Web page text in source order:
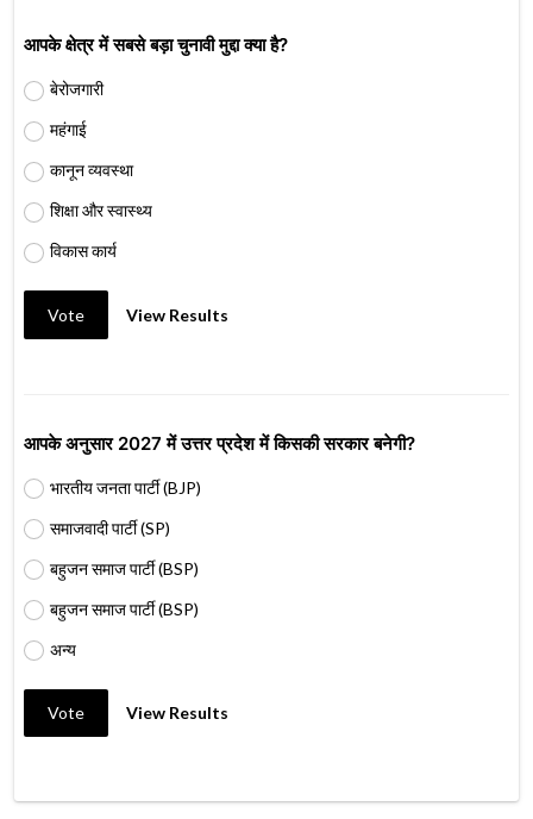
आपके क्षेत्र में सबसे बड़ा चुनावी मुद्दा क्या है?
बेरोजगारी
महंगाई
कानून व्यवस्था
शिक्षा और स्वास्थ्य
विकास कार्य
Vote View Results
आपके अनुसार 2027 में उत्तर प्रदेश में किसकी सरकार बनेगी?
भारतीय जनता पार्टी (BJP)
समाजवादी पार्टी (SP)
बहुजन समाज पार्टी (BSP)
बहुजन समाज पार्टी (BSP)
अन्य
Vote View Results